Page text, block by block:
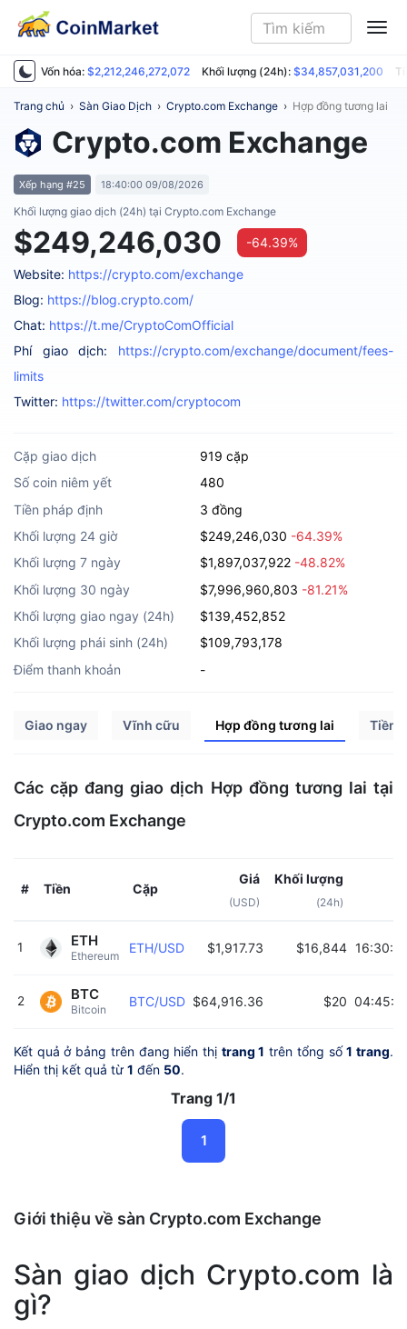
Vốn hóa: $2,212,246,272,072 Khối lượng (24h): $34,857,031,200
Trang chủ › Sàn Giao Dịch › Crypto.com Exchange › Hợp đồng tương lai
Crypto.com Exchange
Xếp hạng #25 18:40:00 09/08/2026
Khối lượng giao dịch (24h) tại Crypto.com Exchange
$249,246,030 -64.39%
Website: https://crypto.com/exchange
Blog: https://blog.crypto.com/
Chat: https://t.me/CryptoComOfficial
Phí giao dịch: https://crypto.com/exchange/document/fees-
limits
Twitter: https://twitter.com/cryptocom
Cặp giao dịch
919 cặp
Số coin niêm yết
480
Tiền pháp định
3 đồng
Khối lượng 24 giờ
$249,246,030 -64.39%
Khối lượng 7 ngày
$1,897,037,922 -48.82%
Khối lượng 30 ngày
$7,996,960,803 -81.21%
Khối lượng giao ngay (24h)
$139,452,852
Khối lượng phái sinh (24h)
$109,793,178
Điểm thanh khoản
-
Giao ngay Vĩnh cữu Hợp đồng tương lai Tiền
Các cặp đang giao dịch Hợp đồng tương lai tại
Crypto.com Exchange
# Tiền Cặp
Giá
(USD)
Khối lượng
(24h)
1
Ethereum
ETH ETH/USD $1,917.73 $16,844
2
Bitcoin
BTC BTC/USD $64,916.36 $20
Kết quả ở bảng trên đang hiển thị trang 1 trên tổng số1 trang.
Hiển thị kết quả từ 1 đến 50.
Trang 1/1
1
Giới thiệu về sàn Crypto.com Exchange
Sàn giao dịch Crypto.com là
gì?